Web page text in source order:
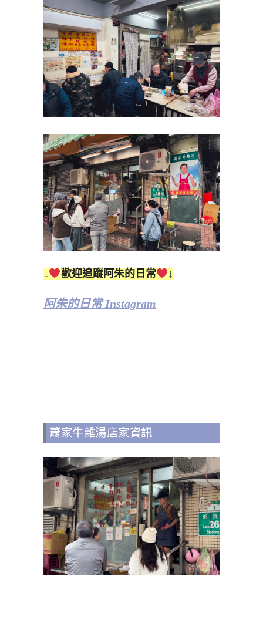
↓ 歡迎追蹤阿朱的日常 ↓
阿朱的日常 Instagram
蕭家牛雜湯店家資訊